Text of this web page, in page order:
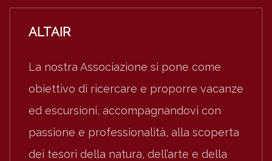
ALTAIR
La nostra Associazione si pone come
obiettivo di ricercare e proporre vacanze
ed escursioni, accompagnandovi con
passione e professionalità, alla scoperta
dei tesori della natura, dell’arte e della